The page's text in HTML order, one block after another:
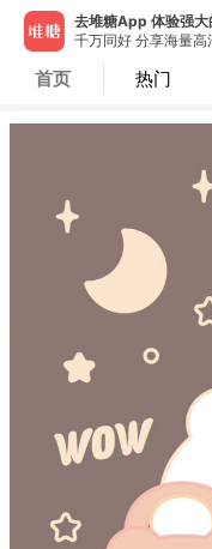
去堆糖App 体验强大
千万同好 分享海量高
首页 热门